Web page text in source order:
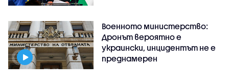
Военното министерство:
Дронът вероятно е
украински, инцидентът не е
преднамерен